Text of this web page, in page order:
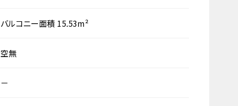
バルコニー面積 15.53m²
空無
－